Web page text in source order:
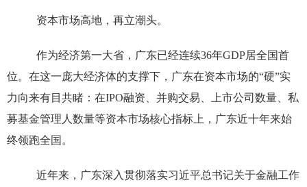
资本市场高地，再立潮头。
作为经济第一大省，广东已经连续36年GDP居全国首
位。在这一庞大经济体的支撑下，广东在资本市场的“硬”实
力向来有目共睹：在IPO融资、并购交易、上市公司数量、私
募基金管理人数量等资本市场核心指标上，广东近十年来始
终领跑全国。
近年来，广东深入贯彻落实习近平总书记关于金融工作